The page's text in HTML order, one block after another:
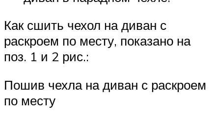
Как сшить чехол на диван с
раскроем по месту, показано на
поз. 1 и 2 рис.:
Пошив чехла на диван с раскроем
по месту